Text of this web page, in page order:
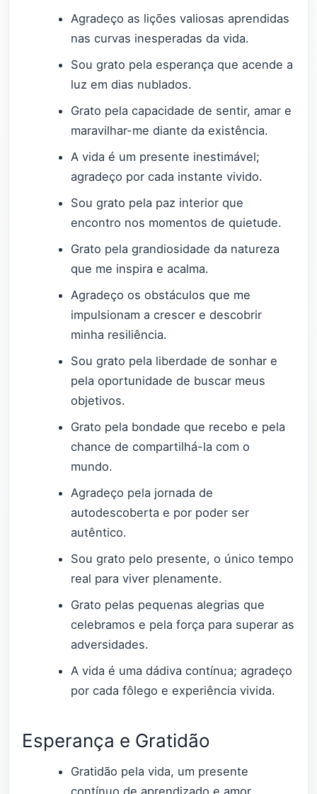
Agradeço as lições valiosas aprendidas
nas curvas inesperadas da vida.
Sou grato pela esperança que acende a
luz em dias nublados.
Grato pela capacidade de sentir, amar e
maravilhar-me diante da existência.
A vida é um presente inestimável;
agradeço por cada instante vivido.
Sou grato pela paz interior que
encontro nos momentos de quietude.
Grato pela grandiosidade da natureza
que me inspira e acalma.
Agradeço os obstáculos que me
impulsionam a crescer e descobrir
minha resiliência.
Sou grato pela liberdade de sonhar e
pela oportunidade de buscar meus
objetivos.
Grato pela bondade que recebo e pela
chance de compartilhá-la com o
mundo.
Agradeço pela jornada de
autodescoberta e por poder ser
autêntico.
Sou grato pelo presente, o único tempo
real para viver plenamente.
Grato pelas pequenas alegrias que
celebramos e pela força para superar as
adversidades.
A vida é uma dádiva contínua; agradeço
por cada fôlego e experiência vivida.
Esperança e Gratidão
Gratidão pela vida, um presente